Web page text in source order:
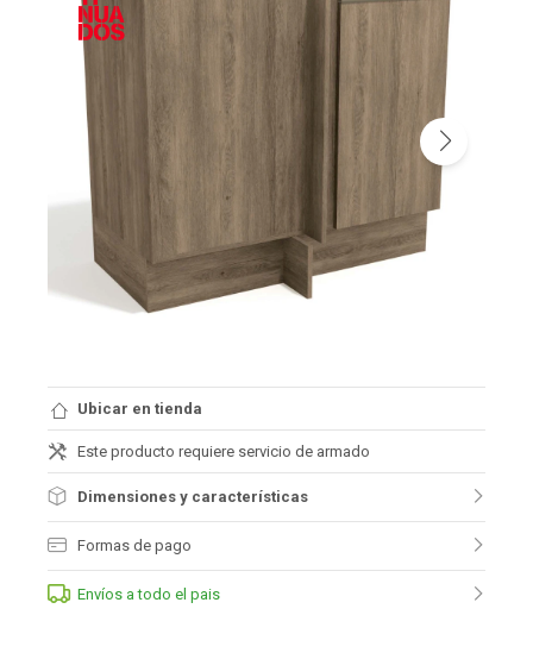
Ubicar en tienda
Este producto requiere servicio de armado
Dimensiones y características
Formas de pago
Envíos a todo el pais